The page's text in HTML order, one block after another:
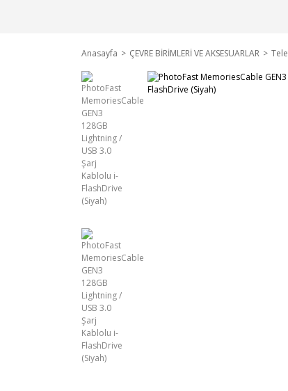
Anasayfa ÇEVRE BİRİMLERİ VE AKSESUARLAR